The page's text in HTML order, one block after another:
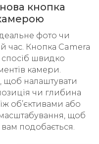
кнопка
фото чи
час. Кнопка Camera
швидко
камери.
щоб налаштувати
чи глибина
об’єктивами або
щоб
подобається.